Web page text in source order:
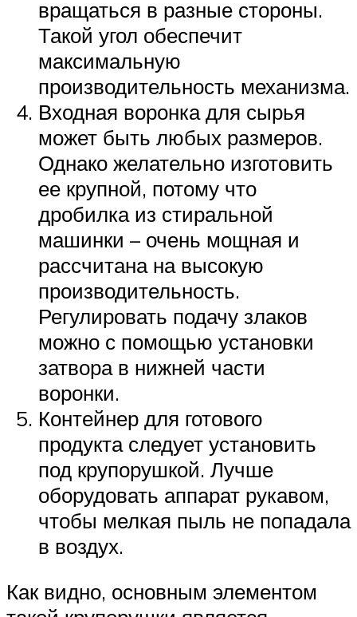
вращаться в разные стороны.
Такой угол обеспечит
максимальную
производительность механизма.
Входная воронка для сырья
может быть любых размеров.
Однако желательно изготовить
ее крупной, потому что
дробилка из стиральной
машинки – очень мощная и
рассчитана на высокую
производительность.
Регулировать подачу злаков
можно с помощью установки
затвора в нижней части
воронки.
Контейнер для готового
продукта следует установить
под крупорушкой. Лучше
оборудовать аппарат рукавом,
чтобы мелкая пыль не попадала
в воздух.
Как видно, основным элементом